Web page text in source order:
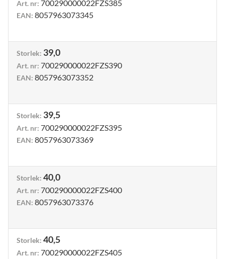
Art. nr: 700290000022FZS385
EAN: 8057963073345
Storlek: 39,0
Art. nr: 700290000022FZS390
EAN: 8057963073352
Storlek: 39,5
Art. nr: 700290000022FZS395
EAN: 8057963073369
Storlek: 40,0
Art. nr: 700290000022FZS400
EAN: 8057963073376
Storlek: 40,5
Art. nr: 700290000022FZS405